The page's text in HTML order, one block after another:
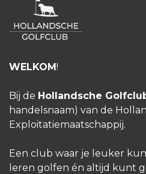
WELKOM!
Bij de Hollandsche
handelsnaam) van de
Exploitatiemaatschappij.
Een club waar je leuker
leren golfen én altijd kunt